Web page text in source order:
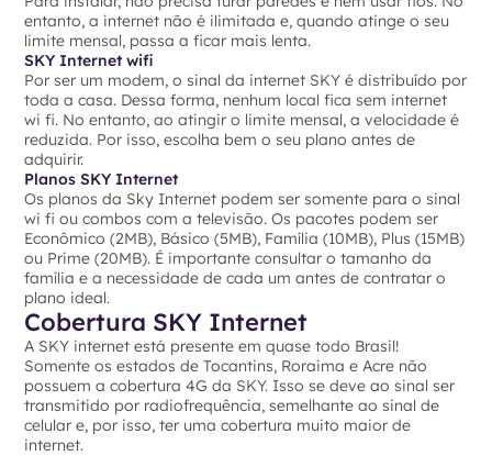
entanto, a internet não é ilimitada e, quando atinge o seu
limite mensal, passa a ficar mais lenta.
SKY Internet wifi
Por ser um modem, o sinal da internet SKY é distribuído por
toda a casa. Dessa forma, nenhum local fica sem internet
wi fi. No entanto, ao atingir o limite mensal, a velocidade é
reduzida. Por isso, escolha bem o seu plano antes de
adquirir.
Planos SKY Internet
Os planos da Sky Internet podem ser somente para o sinal
wi fi ou combos com a televisão. Os pacotes podem ser
Econômico (2MB), Básico (5MB), Família (10MB), Plus (15MB)
ou Prime (20MB). É importante consultar o tamanho da
família e a necessidade de cada um antes de contratar o
plano ideal.
Cobertura SKY Internet
A SKY internet está presente em quase todo Brasil!
Somente os estados de Tocantins, Roraima e Acre não
possuem a cobertura 4G da SKY. Isso se deve ao sinal ser
transmitido por radiofrequência, semelhante ao sinal de
celular e, por isso, ter uma cobertura muito maior de
internet.